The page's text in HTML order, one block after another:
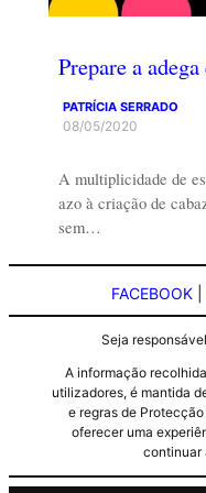
Prepare a
PATRÍCIA SERRADO
08/05/2020
A multiplicidade de
azo à criação de
sem…
FACEBOOK
Seja
A informação
utilizadores, é mantida
e regras de
oferecer uma
continuar